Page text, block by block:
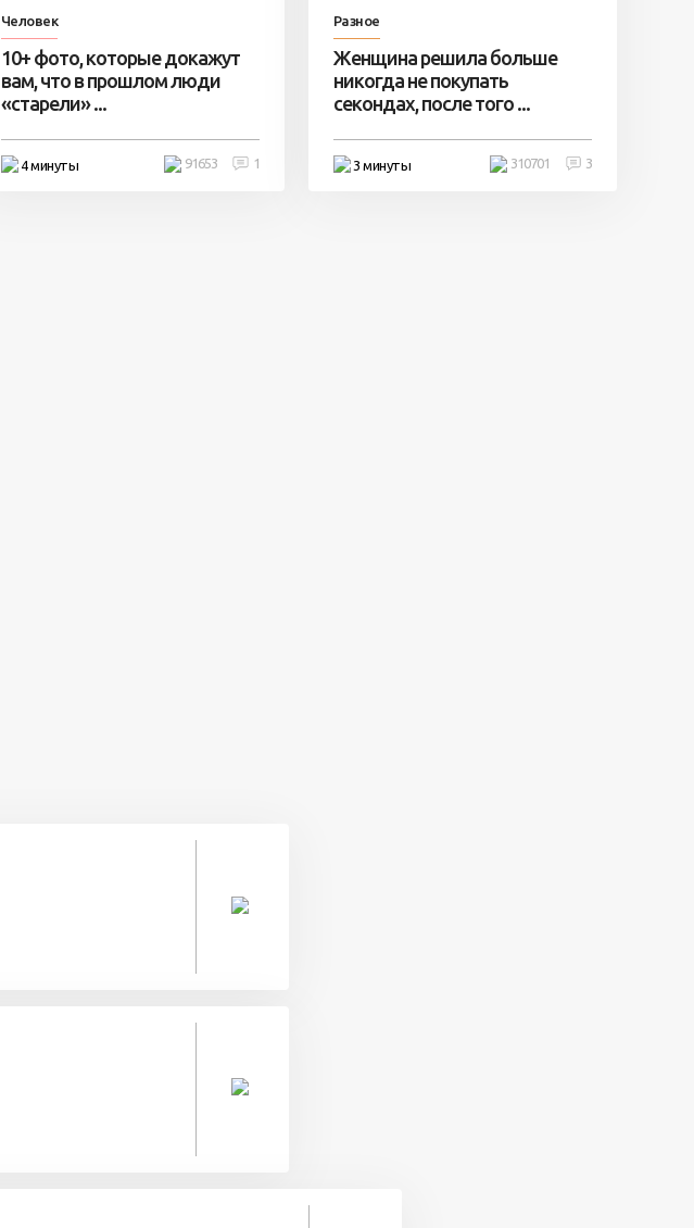
Человек
10+ фото, которые докажут
вам, что в прошлом люди
«старели» ...
4 минуты 1
91653
Разное
Женщина решила больше
никогда не покупать
секондах, после того ...
3 минуты 3
310701